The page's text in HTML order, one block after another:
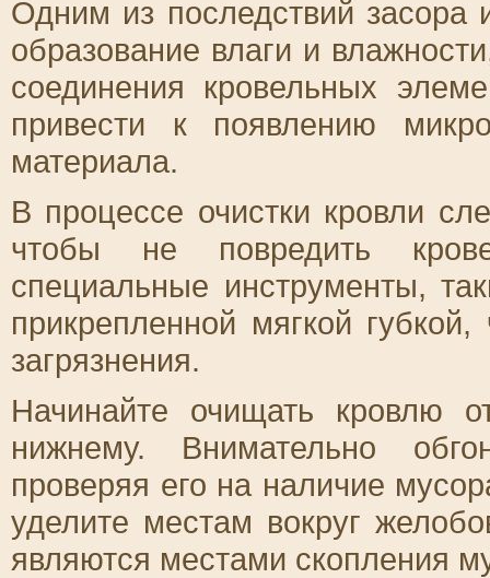
Одним из последствий засора
образование влаги и
соединения кровельных
привести к появлению
материала.
В процессе очистки кровли
чтобы не повредить
специальные инструменты,
прикрепленной мягкой
загрязнения.
Начинайте очищать кровлю
нижнему. Внимательно
проверяя его на наличие
уделите местам вокруг
являются местами скопления